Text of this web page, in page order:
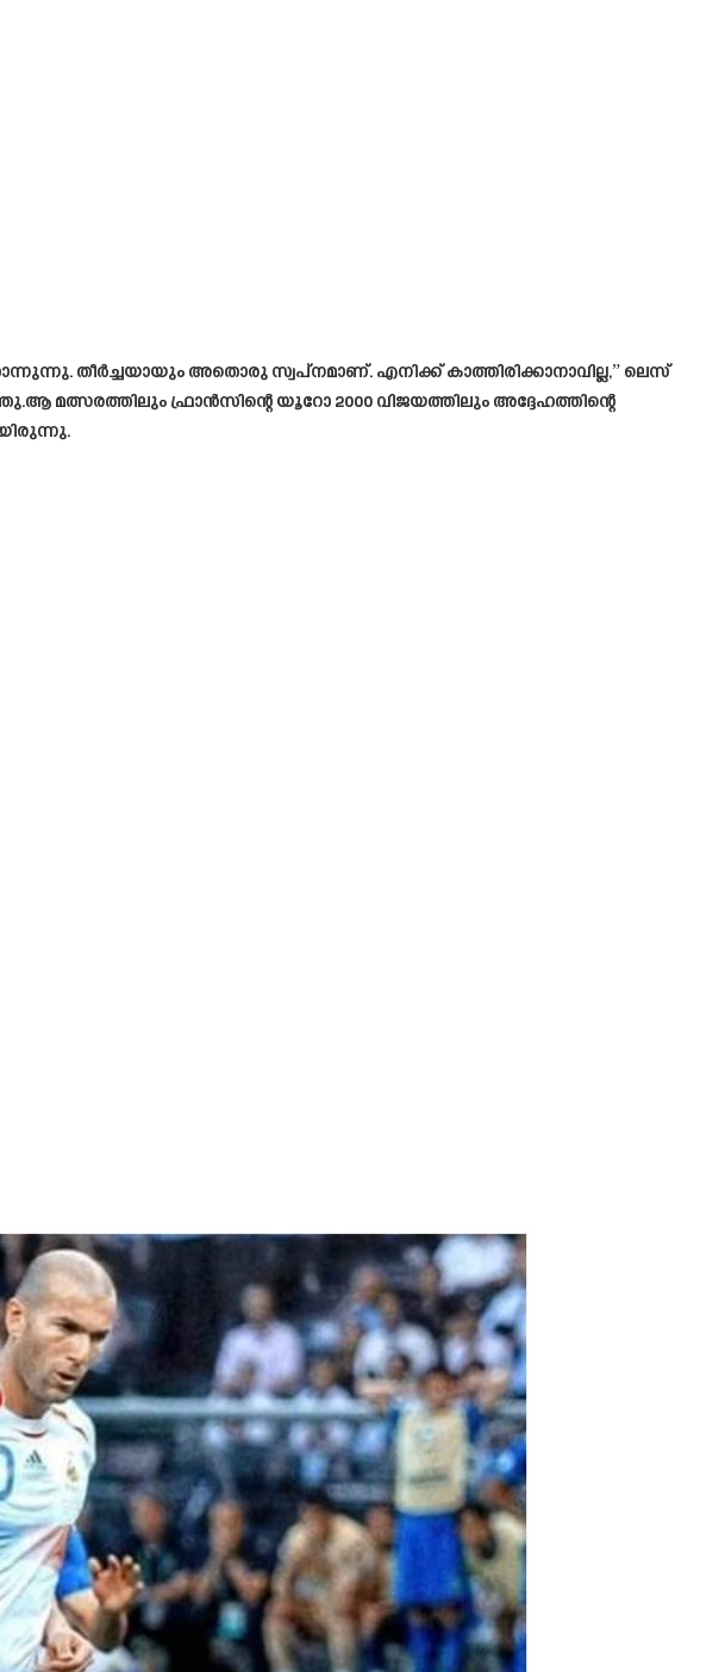
തോന്നുന്നു. തീർച്ചയായും അതൊരു സ്വപ്നമാണ്. എനിക്ക് കാത്തിരിക്കാനാവില്ല,” ലെസ്
മത്സരത്തിലും ഫ്രാൻസിന്റെ യൂറോ 2000 വിജയത്തിലും അദ്ദേഹത്തിന്റെ